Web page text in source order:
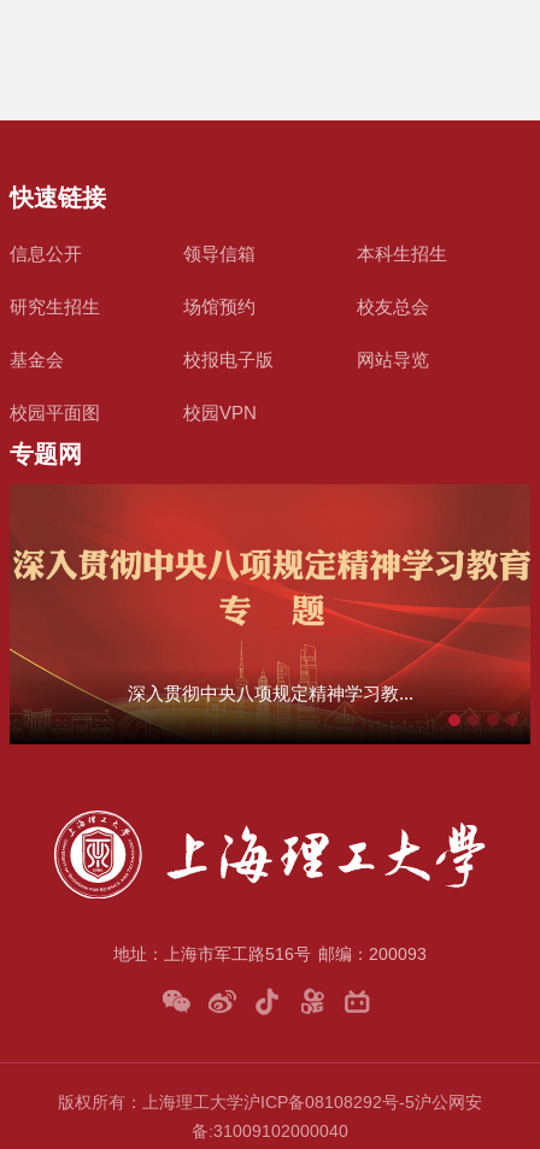
地址：上海市军工路516号 邮编：200093
快速链接
信息公开 领导信箱 本科生招生
研究生招生 场馆预约 校友总会
基金会 校报电子版 网站导览
校园平面图 校园VPN
专题网
深入贯彻中央八项规定精神学习教...
版权所有：上海理工大学沪ICP备08108292号-5沪公网安
备:31009102000040